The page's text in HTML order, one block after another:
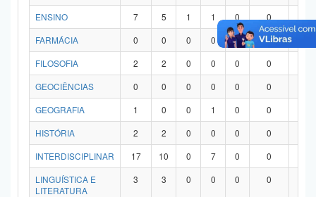
ENSINO
7 5 1 1 0 0
FARMÁCIA
0 0 0 0 0 0
FILOSOFIA
2 2 0 0 0 0
GEOCIÊNCIAS
0 0 0 0 0 0
GEOGRAFIA
1 0 0 1 0 0
HISTÓRIA
2 2 0 0 0 0
INTERDISCIPLINAR
17 10 0 7 0 0
LINGUÍSTICA E
LITERATURA
3 3 0 0 0 0